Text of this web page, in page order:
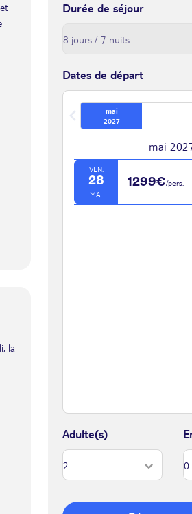
la
Durée de séjour
Dates de départ
mai
2027
mai
VEN.
28
MAI
1299€/pers.
Adulte(s)